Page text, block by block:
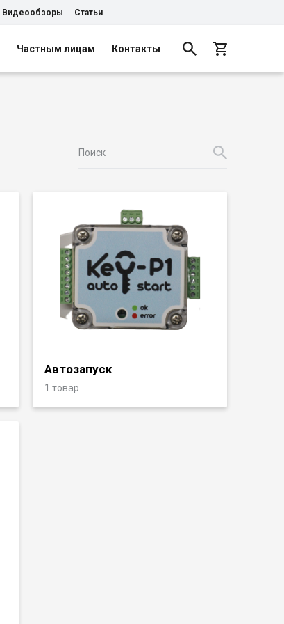
Видеообзоры Статьи
Частным лицам Контакты
Автозапуск
1 товар